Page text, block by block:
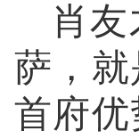
肖
萨，
首府